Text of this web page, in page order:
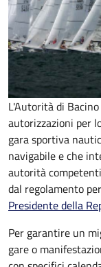
L'Autorità di
autorizzazioni per
gara sportiva
navigabile e che
autorità
dal regolamento
Presidente della
Per garantire un
gare o